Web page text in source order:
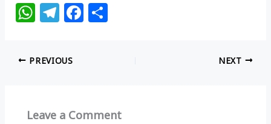
W
at
s
p
T
e
g
m
F
o
PREVIOUS NEXT
Leave a Comment